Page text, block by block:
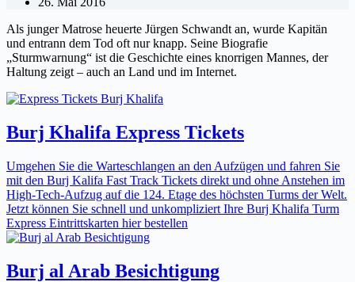
Als junger Matrose heuerte Jürgen Schwandt an, wurde Kapitän
und entrann dem Tod oft nur knapp. Seine Biografie
„Sturmwarnung“ ist die Geschichte eines knorrigen Mannes, der
Haltung zeigt – auch an Land und im Internet.
Burj Khalifa Express Tickets
Umgehen Sie die Warteschlangen an den Aufzügen und fahren Sie
mit den Burj Kalifa Fast Track Tickets direkt und ohne Anstehen im
High-Tech-Aufzug auf die 124. Etage des höchsten Turms der Welt.
Jetzt können Sie schnell und unkompliziert Ihre Burj Khalifa Turm
Express Eintrittskarten hier bestellen
Burj al Arab Besichtigung